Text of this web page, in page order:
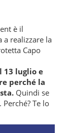
è il
a realizzare la
Capo
13 luglio e
perché la
Quindi se
. Perché? Te lo